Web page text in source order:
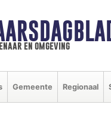
en omgeving
Gemeente Regionaal